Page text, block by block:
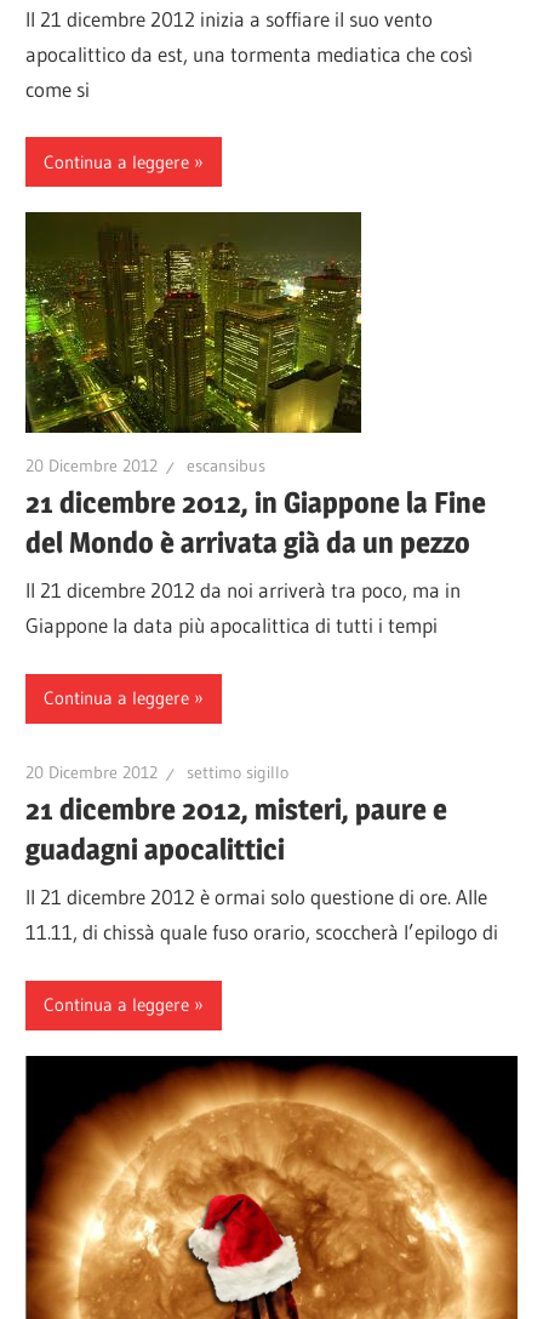
Il 21 dicembre 2012 inizia a soffiare il suo vento
apocalittico da est, una tormenta mediatica che così
come si
Continua a leggere
20 Dicembre 2012 escansibus
21 dicembre 2012, in Giappone la Fine
del Mondo è arrivata già da un pezzo
Il 21 dicembre 2012 da noi arriverà tra poco, ma in
Giappone la data più apocalittica di tutti i tempi
Continua a leggere
20 Dicembre 2012 settimo sigillo
21 dicembre 2012, misteri, paure e
guadagni apocalittici
Il 21 dicembre 2012 è ormai solo questione di ore. Alle
11.11, di chissà quale fuso orario, scoccherà l’epilogo di
Continua a leggere